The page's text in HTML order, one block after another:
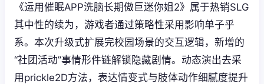
《运用催眠APP洗脑长期傲巨迷你姐2》属于热销SLG
其中性的续为，游戏者通过策略性采用影响单子乎
系。本次升级式扩展完校园场景的交互逻辑，新增的
“社团活动”事情形件链解锁隐藏剧情。动态演出去采
用prickle2D方法，表达情变式与肢体动作细腻度提升